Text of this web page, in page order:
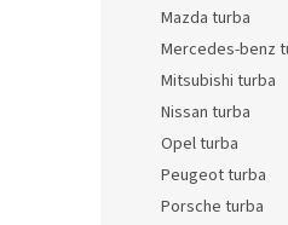
Mazda turba
Mercedes-benz
Mitsubishi turba
Nissan turba
Opel turba
Peugeot turba
Porsche turba